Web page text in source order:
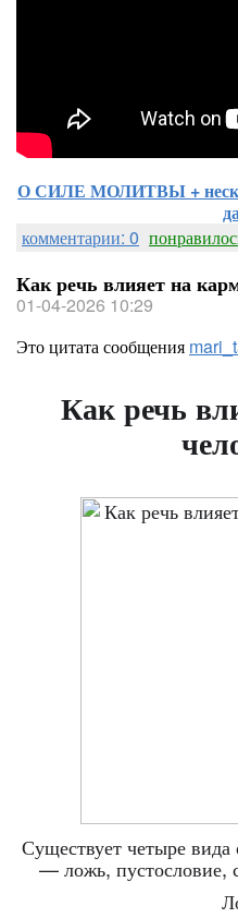
О СИЛЕ МОЛИТВЫ +
комментарии: 0
Как речь влияет на
01-04-2026 10:29
Это цитата сообщения
Как речь
Существует четыре
— ложь, пустословие,